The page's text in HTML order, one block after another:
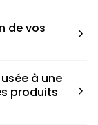
soit une taille
votre taille
de vos
à une
produits